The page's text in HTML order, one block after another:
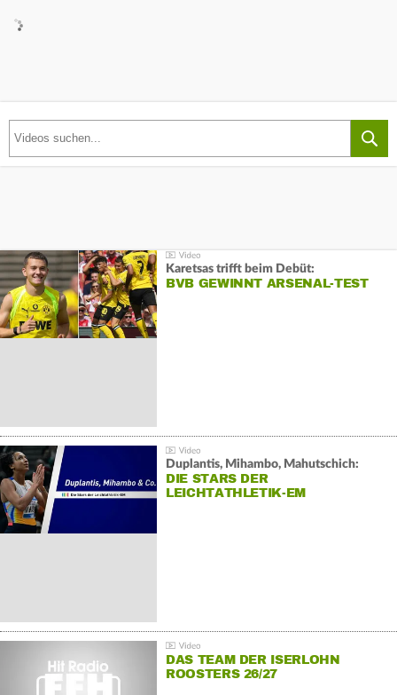
Karetsas trifft beim Debüt:
BVB GEWINNT ARSENAL-TEST
Duplantis, Mihambo, Mahutschich:
DIE STARS DER
LEICHTATHLETIK-EM
DAS TEAM DER ISERLOHN
ROOSTERS 26/27